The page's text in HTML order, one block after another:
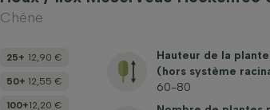
Chêne
25+ 12,90 €
50+ 12,55 €
100+12,20 €
Hauteur de la
(hors système
60-80